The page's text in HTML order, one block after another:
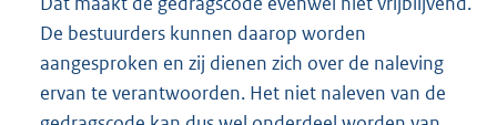
De bestuurders kunnen daarop worden
aangesproken en zij dienen zich over de naleving
ervan te verantwoorden. Het niet naleven van de